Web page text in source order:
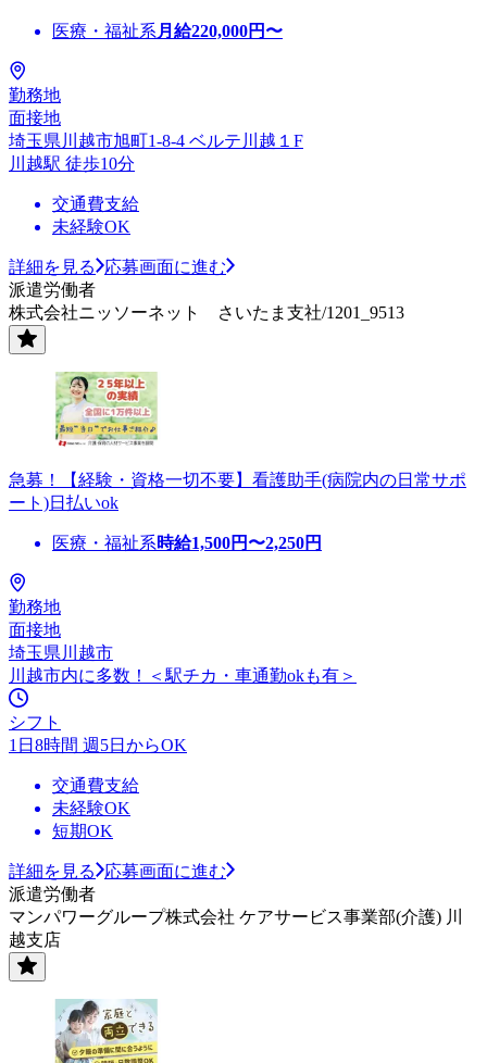
医療・福祉系 月給220,000円〜
勤務地
面接地
埼玉県川越市旭町1-8-4 ベルテ川越１F
川越駅 徒歩10分
交通費支給
未経験OK
詳細を見る
応募画面に進む
派遣労働者
株式会社ニッソーネット さいたま支社/1201_9513
急募！【経験・資格一切不要】看護助手(病院内の日常サポ
ート)日払いok
医療・福祉系時給1,500円〜2,250円
勤務地
面接地
埼玉県川越市
川越市内に多数！＜駅チカ・車通勤okも有＞
シフト
1日8時間 週5日からOK
交通費支給
未経験OK
短期OK
詳細を見る
応募画面に進む
派遣労働者
マンパワーグループ株式会社 ケアサービス事業部(介護) 川
越支店